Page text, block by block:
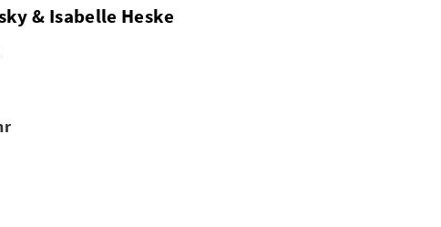
& Isabelle Heske